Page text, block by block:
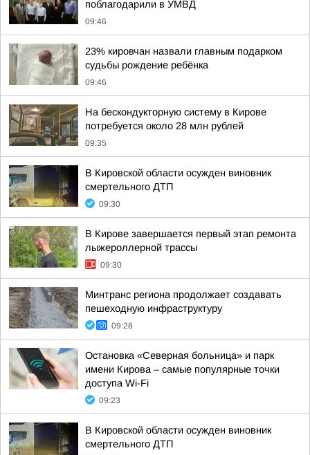
поблагодарили в УМВД
09:46
23% кировчан назвали главным подарком
судьбы рождение ребёнка
09:46
На бескондукторную систему в Кирове
потребуется около 28 млн рублей
09:35
В Кировской области осужден виновник
смертельного ДТП
09:30
В Кирове завершается первый этап ремонта
лыжероллерной трассы
09:30
Минтранс региона продолжает создавать
пешеходную инфраструктуру
09:28
Остановка «Северная больница» и парк
имени Кирова – самые популярные точки
доступа Wi-Fi
09:23
В Кировской области осужден виновник
смертельного ДТП